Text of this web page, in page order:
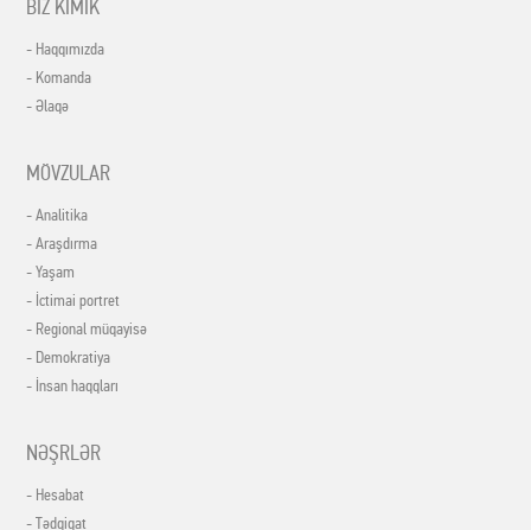
BİZ KİMİK
- Haqqımızda
- Komanda
- Əlaqə
MÖVZULAR
- Analitika
- Araşdırma
- Yaşam
- İctimai portret
- Regional müqayisə
- Demokratiya
- İnsan haqqları
NƏŞRLƏR
- Hesabat
- Tədqiqat